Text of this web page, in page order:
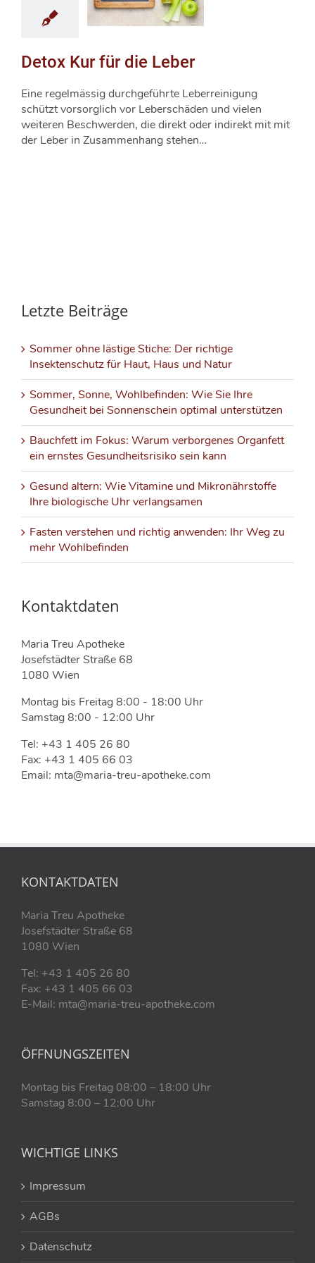
Detox Kur für die Leber
Eine regelmässig durchgeführte Leberreinigung
schützt vorsorglich vor Leberschäden und vielen
weiteren Beschwerden, die direkt oder indirekt mit mit
der Leber in Zusammenhang stehen…
Letzte Beiträge
Sommer ohne lästige Stiche: Der richtige
Insektenschutz für Haut, Haus und Natur
Sommer, Sonne, Wohlbefinden: Wie Sie Ihre
Gesundheit bei Sonnenschein optimal unterstützen
Bauchfett im Fokus: Warum verborgenes Organfett
ein ernstes Gesundheitsrisiko sein kann
Gesund altern: Wie Vitamine und Mikronährstoffe
Ihre biologische Uhr verlangsamen
Fasten verstehen und richtig anwenden: Ihr Weg zu
mehr Wohlbefinden
Kontaktdaten
Maria Treu Apotheke
Josefstädter Straße 68
1080 Wien
Montag bis Freitag 8:00 - 18:00 Uhr
Samstag 8:00 - 12:00 Uhr
Tel: +43 1 405 26 80
Fax: +43 1 405 66 03
Email: mta@maria-treu-apotheke.com
KONTAKTDATEN
Maria Treu Apotheke
Josefstädter Straße 68
1080 Wien
Tel: +43 1 405 26 80
Fax: +43 1 405 66 03
E-Mail: mta@maria-treu-apotheke.com
ÖFFNUNGSZEITEN
Montag bis Freitag 08:00 – 18:00 Uhr
Samstag 8:00 – 12:00 Uhr
WICHTIGE LINKS
Impressum
AGBs
Datenschutz